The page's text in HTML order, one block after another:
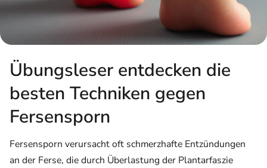
Übungsleser entdecken die
besten Techniken gegen
Fersensporn
Fersensporn verursacht oft schmerzhafte Entzündungen
an der Ferse, die durch Überlastung der Plantarfaszie